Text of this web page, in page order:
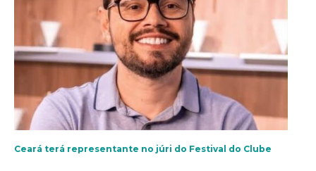
Ceará terá representante no júri do Festival do Clube